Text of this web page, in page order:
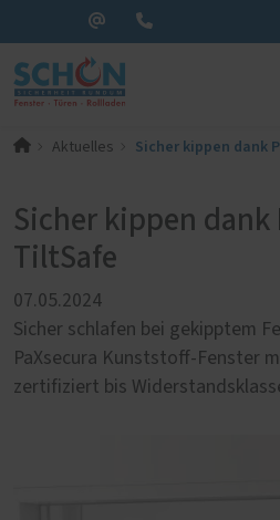
Aktuelles Sicher kippen dank
Sicher kippen dank
TiltSafe
07.05.2024
Sicher schlafen bei gekipptem
PaXsecura Kunststoff-Fenster
zertifiziert bis